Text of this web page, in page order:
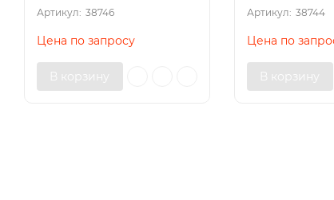
Артикул: 38746
Цена по запросу
В корзину
Артикул: 38744
Цена по
В корзину